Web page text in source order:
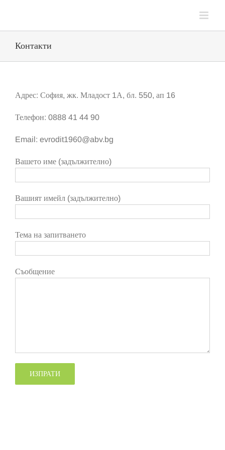
Контакти
Адрес: София, жк. Младост 1А, бл. 550, ап 16
Телефон: 0888 41 44 90
Email: evrodit1960@abv.bg
Вашето име (задължително)
Вашият имейл (задължително)
Тема на запитването
Съобщение